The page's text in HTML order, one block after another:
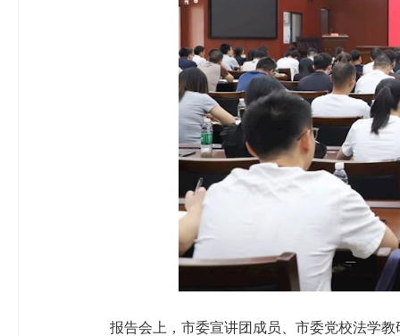
报告会上，市委宣讲团成员、市委党校法学